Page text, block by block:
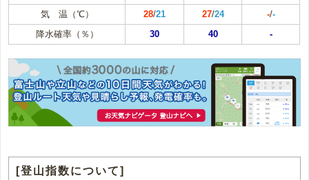
気 温（℃） 28/21 27/24 -/-
降水確率（％）
30 40 -
[登山指数について]